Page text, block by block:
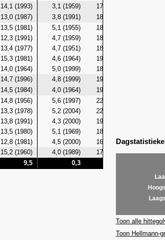
14,1 (1993) 3,1 (1959) 17,3 (1986)
13,0 (1987) 3,8 (1991) 18,0 (2005)
13,5 (1981) 5,1 (1955) 18,6 (2021)
12,3 (1991) 4,7 (1959) 18,5 (2021)
13,4 (1977) 4,7 (1951) 18,7
15,3 (1981) 4,6 (1964) 19,3
14,0 (1964) 5,0 (1999) 18,9 (2017)
14,7 (1996) 4,8 (1999) 19,3 (2016)
14,5 (1984) 4,0 (1964) 19,7 (2019)
14,8 (1956) 5,6 (1997) 22,3
13,3 (1978) 5,2 (2004) 22,3
13,8 (1991) 4,3 (2000) 19,6
13,5 (1980) 5,1 (1969) 18,6 (1976)
12,8 (1981) 4,5 (2000) 16,8 (1987) 11,1
15,2 (1960) 4,0 (1989) 17,3 (1957) 11,4
9,5 0,3
Toon alle
Toon Hellmann-